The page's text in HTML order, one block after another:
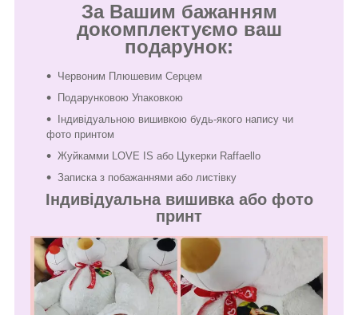
За Вашим бажанням
докомплектуємо ваш
подарунок:
Червоним Плюшевим Серцем
Подарунковою Упаковкою
Індивідуальною вишивкою будь-якого напису чи
фото принтом
Жуйкамми LOVE IS або Цукерки Raffaello
Записка з побажаннями або листівку
Індивідуальна вишивка або фото
принт